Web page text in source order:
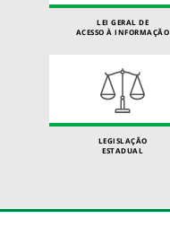
LEI GERAL DE
ACESSO À INFORMAÇÃO
LEGISLAÇÃO
ESTADUAL